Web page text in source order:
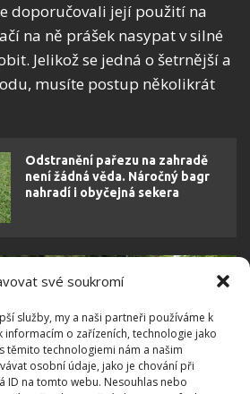
své soukromí
služby, my a naši partneři používáme k
o zařízeních, technologie jako
těmito technologiemi nám a našim
osobní údaje, jako je chování při
ID na tomto webu. Nesouhlas nebo
doporučovali její použití na
na ně prášek nasypat v silné
Jelikož se jedná o šetrnější a
musíte postup několikrát
Odstranění pařezu na zahradě
není žádná věda. Náročný bagr
nahradí i obyčejná sekera